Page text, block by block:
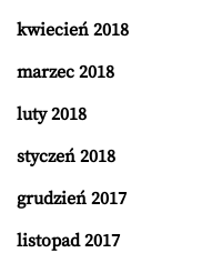
kwiecień 2018
marzec 2018
luty 2018
styczeń 2018
grudzień 2017
listopad 2017